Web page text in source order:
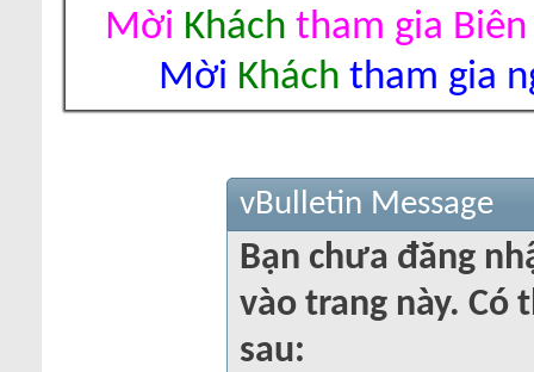
Mời Khách tham gia
Mời Khách tham gia
vBulletin Message
Bạn chưa đăng
vào trang này. Có
sau: